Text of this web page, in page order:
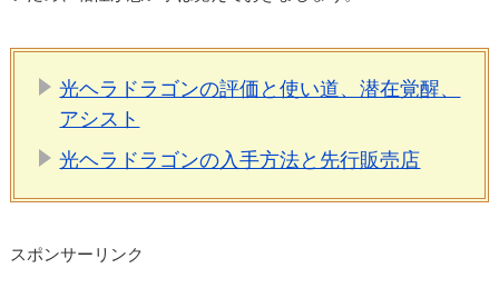
光ヘラドラゴンの評価と使い道、潜在覚醒、
アシスト
光ヘラドラゴンの入手方法と先行販売店
スポンサーリンク